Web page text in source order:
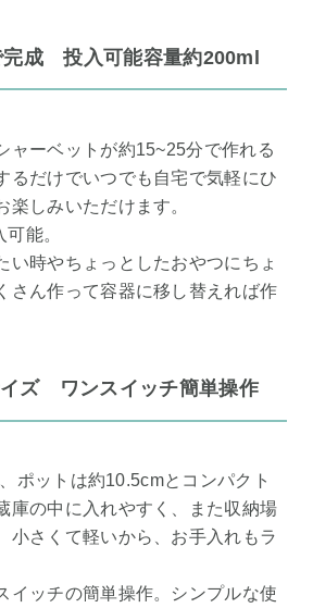
完成 投入可能容量約200ml
ャーベットが約15~25分で作れる
るだけでいつでも自宅で気軽にひ
楽しみいただけます。
能。
い時やちょっとしたおやつにちょ
さん作って容器に移し替えれば作
ズ ワンスイッチ簡単操作
ポットは約10.5cmとコンパクト
庫の中に入れやすく、また収納場
小さくて軽いから、お手入れもラ
イッチの簡単操作。シンプルな使